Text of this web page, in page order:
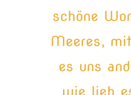
schöne
Meeres,
es uns
wie lieb